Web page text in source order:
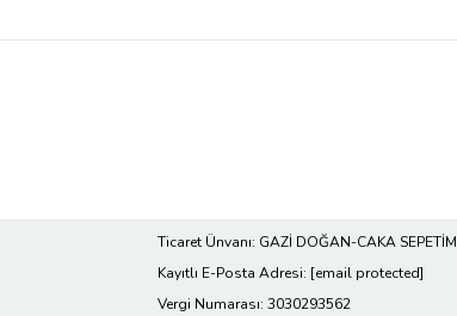
Ticaret Ünvanı: GAZİ DOĞAN-CAKA SEPETİM
Kayıtlı E-Posta Adresi: [email protected]
Vergi Numarası: 3030293562